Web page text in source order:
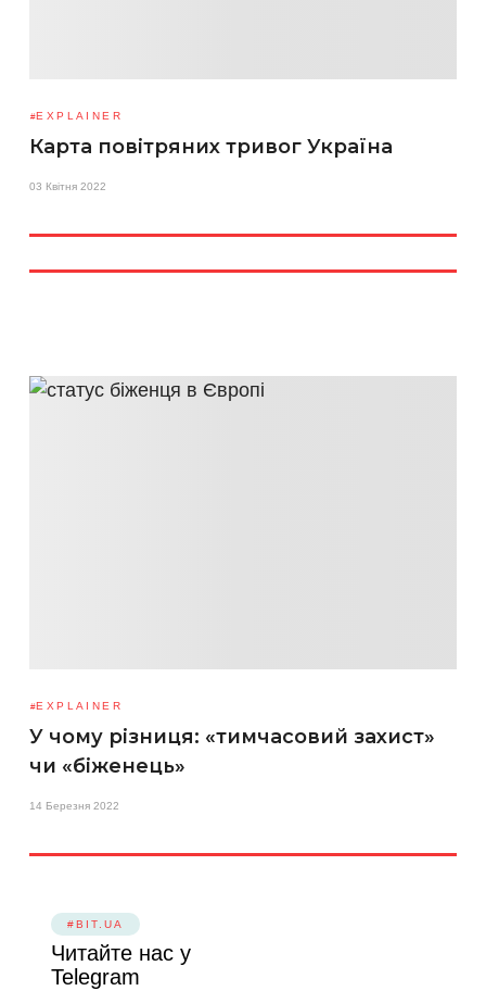
EXPLAINER
Карта повітряних тривог Україна
03 Квітня 2022
EXPLAINER
У чому різниця: «тимчасовий захист»
чи «біженець»
14 Березня 2022
#BIT.UA
Читайте нас у
Telegram